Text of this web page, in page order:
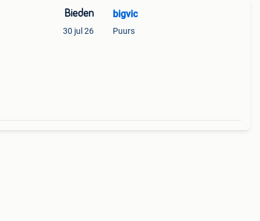
Bieden
30 jul 26
bigvic
Puurs